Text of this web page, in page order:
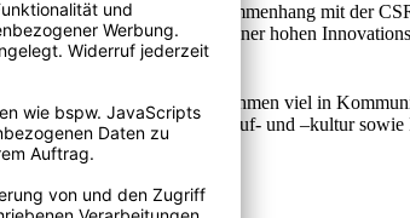
im Zusammenhang mit der
hohen Produktqualität und einer hohen
wenn das Unternehmen viel in
Unternehmensruf- und –kultur